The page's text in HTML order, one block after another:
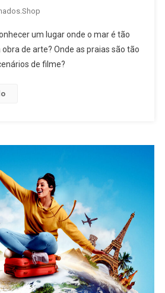
um lugar onde o mar é tão
de arte? Onde as praias são tão
de filme?